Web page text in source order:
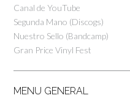
Canal de YouTube
Segunda Mano (Discogs)
Nuestro Sello (Bandcamp)
Gran Price Vinyl Fest
MENU GENERAL